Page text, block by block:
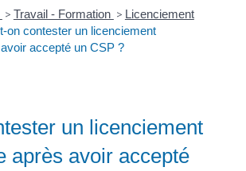
> Travail - Formation > Licenciement
on contester un licenciement
accepté un CSP ?
un licenciement
après avoir accepté